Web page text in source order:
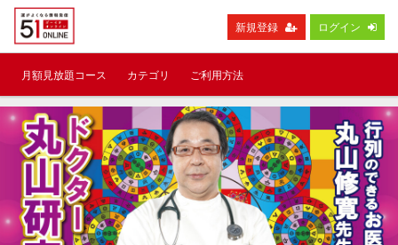
新規登録 ログイン
月額見放題コース カテゴリ ご利用方法